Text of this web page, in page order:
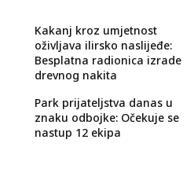
Kakanj kroz umjetnost
oživljava ilirsko naslijeđe:
Besplatna radionica izrade
drevnog nakita
Park prijateljstva danas u
znaku odbojke: Očekuje se
nastup 12 ekipa